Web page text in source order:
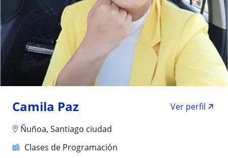
Camila Paz
Ver perfil
Ñuñoa, Santiago ciudad
Clases de Programación